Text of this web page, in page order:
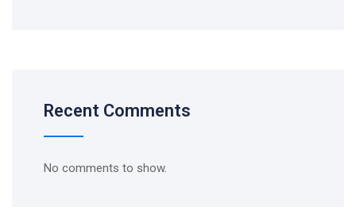
Recent Comments
No comments to show.